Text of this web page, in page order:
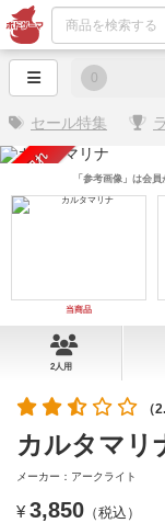
0
セール特集
売り切れ
当商品
「参考画像」は会
2人用
（
カルタマリ
メーカー：アークライト
¥ 3,850 （税込）